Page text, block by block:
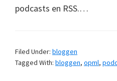
podcasts en RSS.…
Filed Under: bloggen
Tagged With: bloggen, opml,